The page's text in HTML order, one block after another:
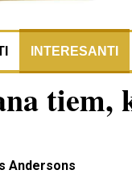
INTERESANTI
Andersons